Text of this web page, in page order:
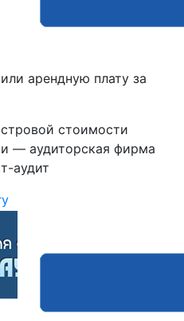
арендную плату за
стоимости
— аудиторская фирма
аудит